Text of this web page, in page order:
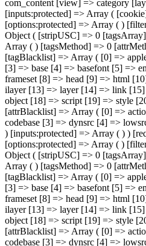
com_content [view] => category
[inputs:protected] => Array (
[options:protected] => Array ( )
Object ( [stripUSC] => 0
Array ( ) [tagsMethod] => 0
[tagBlacklist] => Array ( [0] =>
[3] => base [4] => basefont [5] =>
frameset [8] => head [9] => html
ilayer [13] => layer [14] => link
object [18] => script [19] => style
[attrBlacklist] => Array ( [0] =>
codebase [3] => dynsrc [4] =>
) [inputs:protected] => Array ( ) )
[options:protected] => Array ( )
Object ( [stripUSC] => 0
Array ( ) [tagsMethod] => 0
[tagBlacklist] => Array ( [0] =>
[3] => base [4] => basefont [5] =>
frameset [8] => head [9] => html
ilayer [13] => layer [14] => link
object [18] => script [19] => style
[attrBlacklist] => Array ( [0] =>
codebase [3] => dynsrc [4] =>